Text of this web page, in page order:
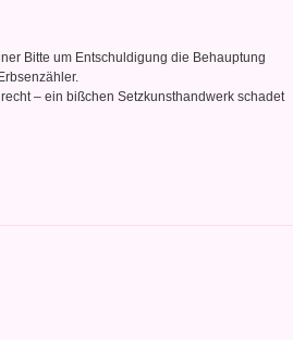
Bitte um Entschuldigung die Behauptung
– ein bißchen Setzkunsthandwerk schadet